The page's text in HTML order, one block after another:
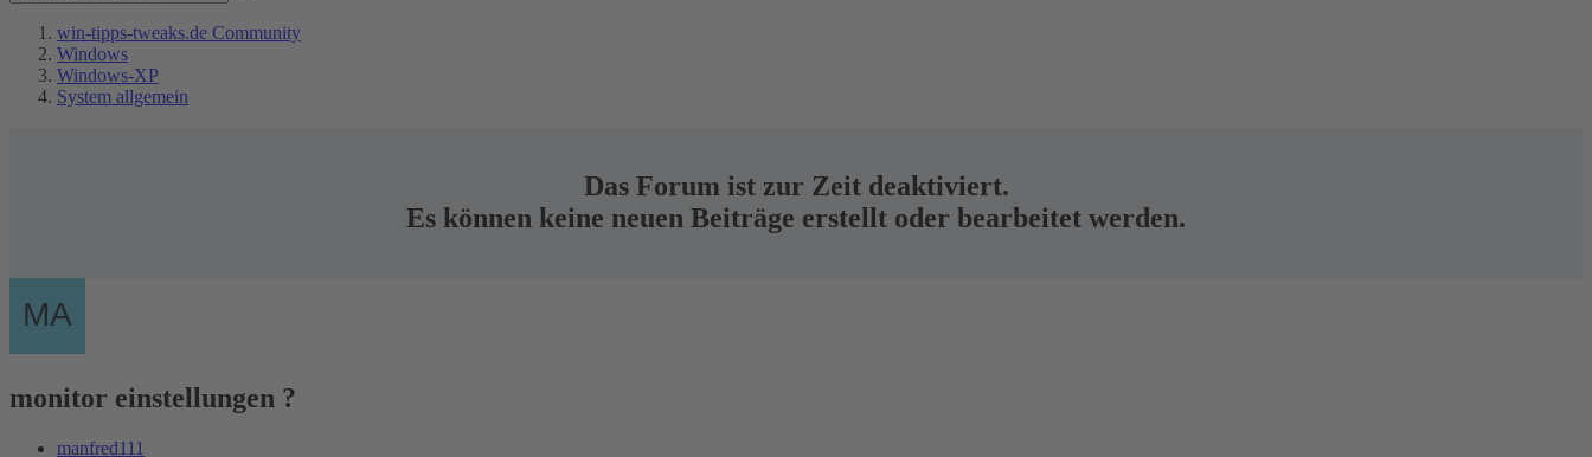
win-tipps-tweaks.de Community
Windows
Windows-XP
System allgemein
Das Forum ist zur Zeit deaktiviert.
Es können keine neuen Beiträge erstellt oder bearbeitet werden.
monitor einstellungen ?
manfred111